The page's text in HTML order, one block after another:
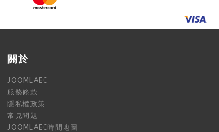
關於
JOOMLAEC
服務條款
隱私權政策
常見問題
JOOMLAEC時間地圖